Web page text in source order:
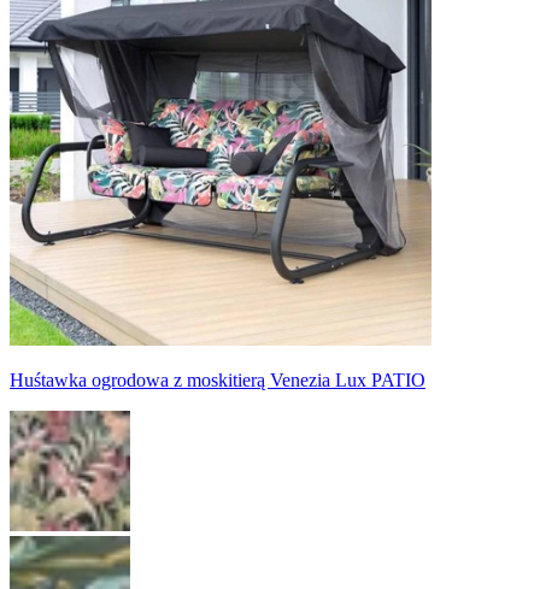
Huśtawka ogrodowa z moskitierą Venezia Lux PATIO